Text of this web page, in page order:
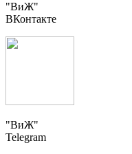
"ВиЖ"
ВКонтакте
"ВиЖ"
Telegram